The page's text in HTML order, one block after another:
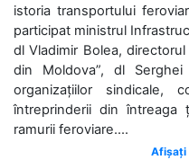
istoria transportului
participat ministrul
dl Vladimir Bolea,
din Moldova”, dl
organizațiilor sindicale,
întreprinderii din întreaga
ramurii feroviare....
Afișați